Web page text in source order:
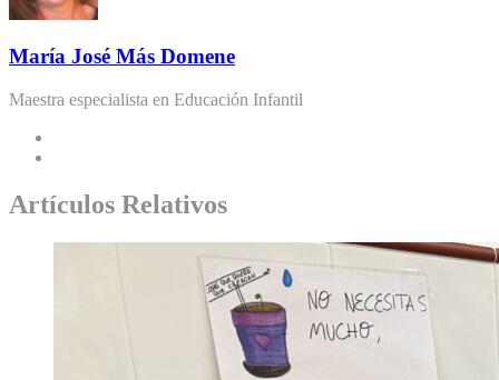
María José Más Domene
Maestra especialista en Educación Infantil
Artículos Relativos